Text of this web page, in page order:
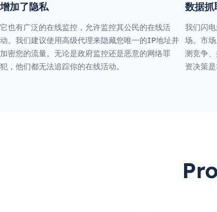
增加了隐私
它也有广泛的在线监控，允许监控其公民的在线活
动。我们建议使用高级代理来隐藏您唯一的IP地址并
加密您的流量。无论是政府监控还是恶意的网络罪
犯，他们都无法追踪你的在线活动。
数据抓
我们闪
场。市
测竞争
资决策